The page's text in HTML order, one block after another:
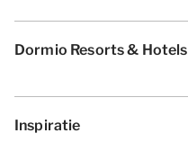
Dormio Resorts & Hotels
Inspiratie